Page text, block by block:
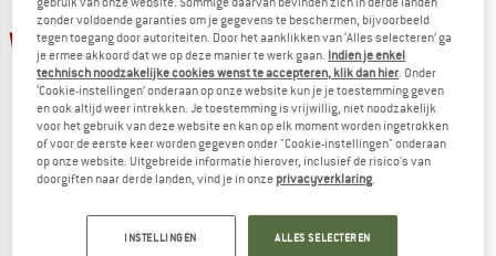
tot -50%
T-shirt
-20%
Merinoshirt
zonder voldoende garanties om je gegevens te beschermen, bijvoorbeeld
tegen toegang door autoriteiten. Door het aanklikken van ‘Alles selecteren’ ga
je ermee akkoord dat we op deze manier te werk gaan. Indien je enkel
technisch noodzakelijke cookies wenst te accepteren, klik dan hier . Onder
‘Cookie-instellingen’ onderaan op onze website kun je je toestemming geven
en ook altijd weer intrekken. Je toestemming is vrijwillig, niet noodzakelijk
voor het gebruik van deze website en kan op elk moment worden ingetrokken
of voor de eerste keer worden gegeven onder "Cookie-instellingen" onderaan
op onze website. Uitgebreide informatie hierover, inclusief de risico's van
doorgiften naar derde landen, vind je in onze privacyverklaring
INSTELLINGEN ALLES SELECTEREN